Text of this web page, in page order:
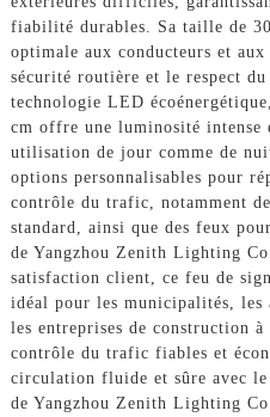
fiabilité durables. Sa taille de
optimale aux conducteurs et
sécurité routière et le respect
technologie LED
cm offre une luminosité
utilisation de jour comme de
options personnalisables pour
contrôle du trafic, notamment
standard, ainsi que des feux
de Yangzhou Zenith Lighting
satisfaction client, ce feu de
idéal pour les municipalités,
les entreprises de construction
contrôle du trafic fiables et
circulation fluide et sûre avec
de Yangzhou Zenith Lighting